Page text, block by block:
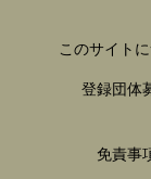
このサイト
登録団体
免責事